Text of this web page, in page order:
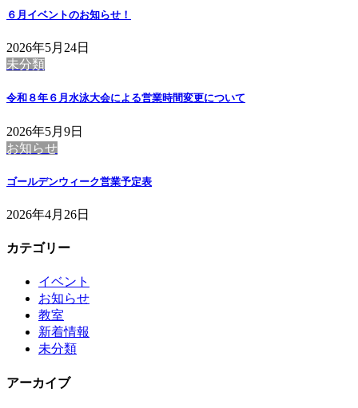
６月イベントのお知らせ！
2026年5月24日
未分類
令和８年６月水泳大会による営業時間変更について
2026年5月9日
お知らせ
ゴールデンウィーク営業予定表
2026年4月26日
カテゴリー
イベント
お知らせ
教室
新着情報
未分類
アーカイブ